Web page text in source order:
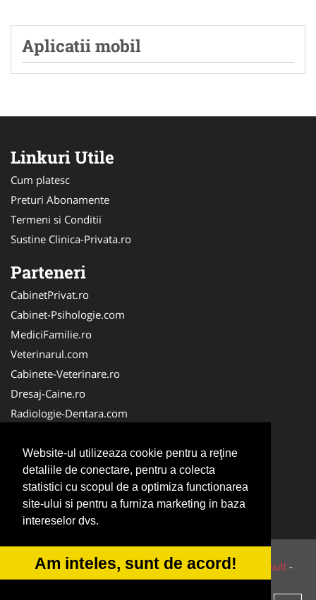
Website-ul utilizeaza cookie pentru a reţine
detaliile de conectare, pentru a colecta
statistici cu scopul de a optimiza functionarea
site-ului si pentru a furniza marketing in baza
intereselor dvs.
Am inteles, sunt de acord!
Aplicatii mobil
Linkuri Utile
Cum platesc
Preturi Abonamente
Termeni si Conditii
Sustine Clinica-Privata.ro
Parteneri
CabinetPrivat.ro
Cabinet-Psihologie.com
MediciFamilie.ro
Veterinarul.com
Cabinete-Veterinare.ro
Dresaj-Caine.ro
Radiologie-Dentara.com
Cabinet-Individual.ro
Medic-Bun.com
Oftalmologul.ro
Stomatologul.com
© 2014-2026 Powered byVilonMedia&Tokaido Consult -
ANPC SOL